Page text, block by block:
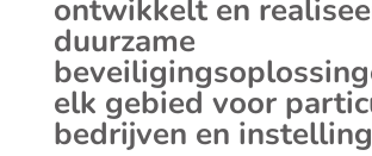
ontwikkelt en
duurzame
elk gebied voor
bedrijven en